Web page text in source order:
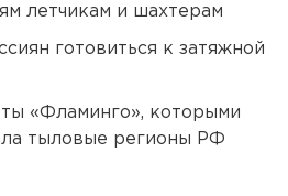
летчикам и шахтерам
готовиться к затяжной
«Фламинго», которыми
тыловые регионы РФ